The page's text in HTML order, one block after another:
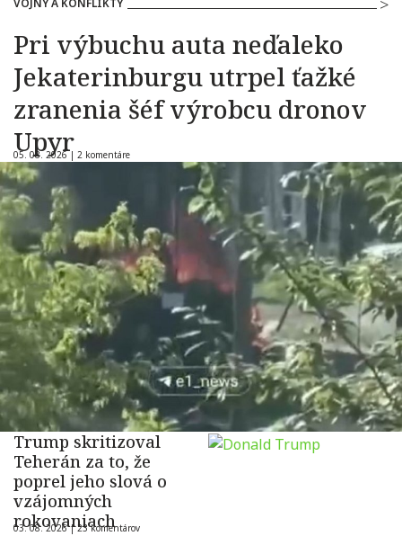
VOJNY A KONFLIKTY
Pri výbuchu auta neďaleko
Jekaterinburgu utrpel ťažké
zranenia šéf výrobcu dronov
Upyr
05. 08. 2026 | 2 komentáre
Trump skritizoval
Teherán za to, že
poprel jeho slová o
vzájomných
rokovaniach
03. 08. 2026 |23 komentárov